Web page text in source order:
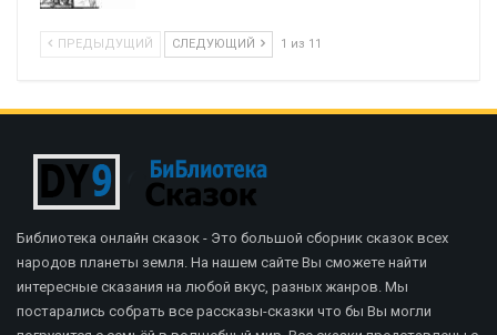
ПРЕДЫДУЩИЙ СЛЕДУЮЩИЙ 1 из 11
Библиотека онлайн сказок - Это большой сборник сказок всех
народов планеты земля. На нашем сайте Вы сможете найти
интересные сказания на любой вкус, разных жанров. Мы
постарались собрать все рассказы-сказки что бы Вы могли